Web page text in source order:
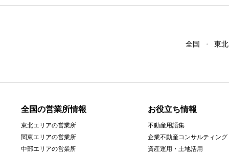
全国 東北
全国の営業所情報
東北エリアの営業所
関東エリアの営業所
中部エリアの営業所
お役立ち情報
不動産用語集
企業不動産コンサルティング
資産運用・土地活用